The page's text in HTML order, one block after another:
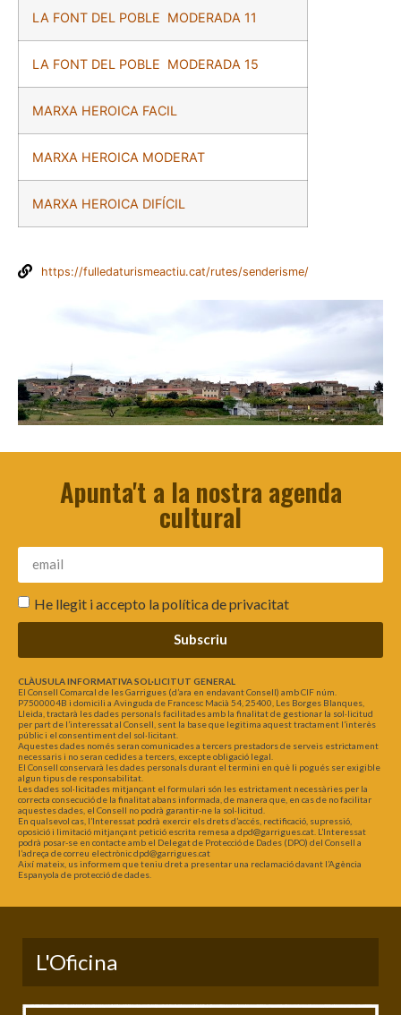
LA FONT DEL POBLE MODERADA 11
LA FONT DEL POBLE MODERADA 15
MARXA HEROICA FACIL
MARXA HEROICA MODERAT
MARXA HEROICA DIFÍCIL
https://fulledaturismeactiu.cat/rutes/senderisme/
Apunta't a la nostra agenda
cultural
He llegit i accepto lapolítica de privacitat
Subscriu
CLÀUSULA INFORMATIVA SOL·LICITUT GENERAL
El Consell Comarcal de les Garrigues (d’ara en endavant Consell) amb CIF núm.
P7500004B i domicili a Avinguda de Francesc Macià 54, 25400, Les Borges Blanques,
Lleida, tractarà les dades personals facilitades amb la finalitat de gestionar la sol·licitud
per part de l’interessat al Consell, sent la base que legitima aquest tractament l’interès
públic i el consentiment del sol·licitant.
Aquestes dades només seran comunicades a tercers prestadors de serveis estrictament
necessaris i no seran cedides a tercers, excepte obligació legal.
El Consell conservarà les dades personals durant el termini en què li pogués ser exigible
algun tipus de responsabilitat.
Les dades sol·licitades mitjançant el formulari són les estrictament necessàries per la
correcta consecució de la finalitat abans informada, de manera que, en cas de no facilitar
aquestes dades, el Consell no podrà garantir-ne la sol·licitud.
En qualsevol cas, l’Interessat podrà exercir els drets d’accés, rectificació, supressió,
oposició i limitació mitjançant petició escrita remesa a dpd@garrigues.cat. L’Interessat
podrà posar-se en contacte amb el Delegat de Protecció de Dades (DPO) del Consell a
l’adreça de correu electrònic dpd@garrigues.cat
Així mateix, us informem que teniu dret a presentar una reclamació davant l’Agència
Espanyola de protecció de dades.
L'Oficina